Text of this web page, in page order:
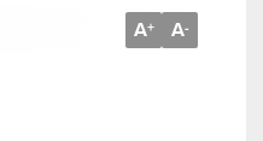
A+ A-